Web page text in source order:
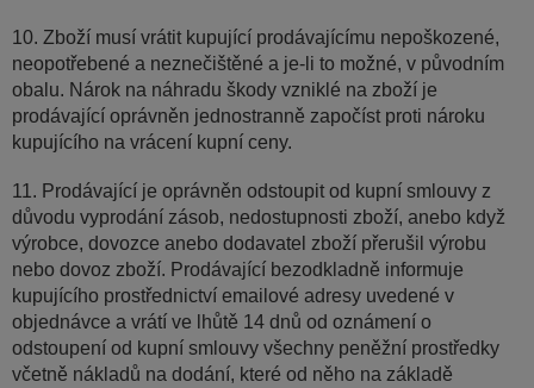
10. Zboží musí vrátit kupující prodávajícímu nepoškozené,
neopotřebené a neznečištěné a je-li to možné, v původním
obalu. Nárok na náhradu škody vzniklé na zboží je
prodávající oprávněn jednostranně započíst proti nároku
kupujícího na vrácení kupní ceny.
11. Prodávající je oprávněn odstoupit od kupní smlouvy z
důvodu vyprodání zásob, nedostupnosti zboží, anebo když
výrobce, dovozce anebo dodavatel zboží přerušil výrobu
nebo dovoz zboží. Prodávající bezodkladně informuje
kupujícího prostřednictví emailové adresy uvedené v
objednávce a vrátí ve lhůtě 14 dnů od oznámení o
odstoupení od kupní smlouvy všechny peněžní prostředky
včetně nákladů na dodání, které od něho na základě